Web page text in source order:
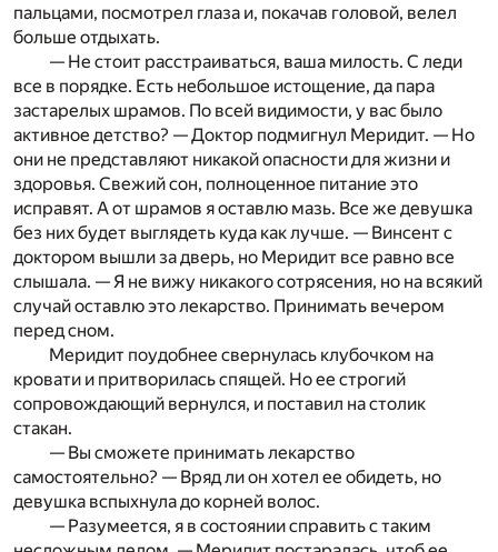
пальцами, посмотрел глаза и, покачав головой, велел
больше отдыхать.
— Не стоит расстраиваться, ваша милость. С леди
все в порядке. Есть небольшое истощение, да пара
застарелых шрамов. По всей видимости, у вас было
активное детство? — Доктор подмигнул Меридит. — Но
они не представляют никакой опасности для жизни и
здоровья. Свежий сон, полноценное питание это
исправят. А от шрамов я оставлю мазь. Все же девушка
без них будет выглядеть куда как лучше. — Винсент с
доктором вышли за дверь, но Меридит все равно все
слышала. — Я не вижу никакого сотрясения, но на всякий
случай оставлю это лекарство. Принимать вечером
перед сном.
Меридит поудобнее свернулась клубочком на
кровати и притворилась спящей. Но ее строгий
сопровождающий вернулся, и поставил на столик
стакан.
— Вы сможете принимать лекарство
самостоятельно? — Вряд ли он хотел ее обидеть, но
девушка вспыхнула до корней волос.
— Разумеется, я в состоянии справить с таким